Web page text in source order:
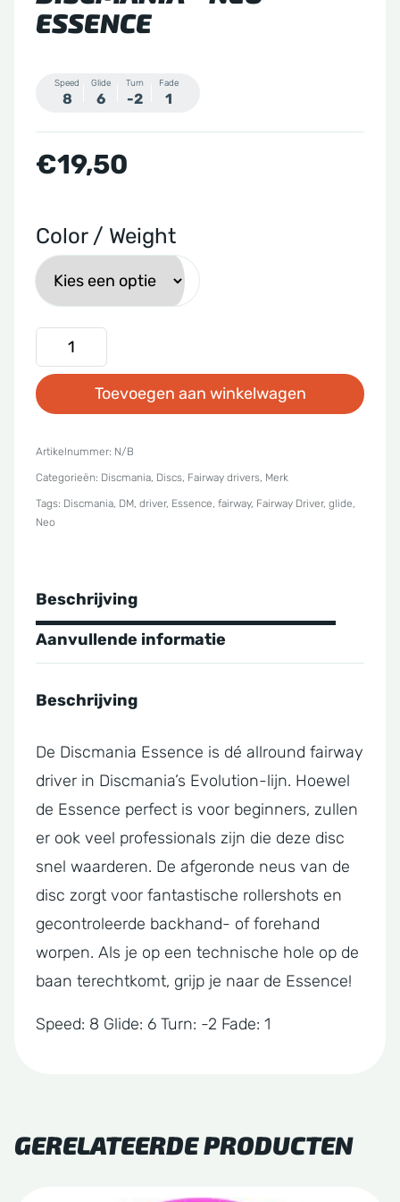
ESSENCE
Speed
8
Glide
6
Turn
-2
Fade
1
€19,50
Color / Weight
Discmania
-
Neo
aantal
Toevoegen aan winkelwagen
Artikelnummer: N/B
Categorieën: Discmania, Discs, Fairway drivers, Merk
Tags: Discmania, DM, driver, Essence, fairway, Fairway Driver, glide,
Neo
Beschrijving
Aanvullende informatie
Beschrijving
De Discmania Essence is dé allround fairway
driver in Discmania’s Evolution-lijn. Hoewel
de Essence perfect is voor beginners, zullen
er ook veel professionals zijn die deze disc
snel waarderen. De afgeronde neus van de
disc zorgt voor fantastische rollershots en
gecontroleerde backhand- of forehand
worpen. Als je op een technische hole op de
baan terechtkomt, grijp je naar de Essence!
Speed: 8 Glide: 6 Turn: -2 Fade: 1
GERELATEERDE PRODUCTEN